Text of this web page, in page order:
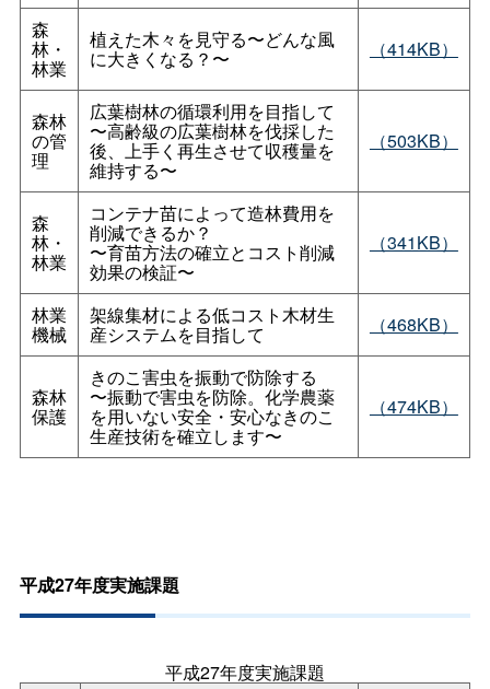
森
林・
林業
植えた木々を見守る〜どんな風
に大きくなる？〜 （414KB）
森林
の管
理
広葉樹林の循環利用を目指して
〜高齢級の広葉樹林を伐採した
後、上手く再生させて収穫量を
維持する〜
（503KB）
森
林・
林業
コンテナ苗によって造林費用を
削減できるか？
〜育苗方法の確立とコスト削減
効果の検証〜
（341KB）
林業
機械
架線集材による低コスト木材生
産システムを目指して （468KB）
森林
保護
きのこ害虫を振動で防除する
〜振動で害虫を防除。化学農薬
を用いない安全・安心なきのこ
生産技術を確立します〜
（474KB）
平成27年度実施課題
平成27年度実施課題